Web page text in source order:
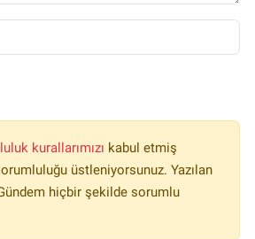
kurallarımızı kabul etmiş
üstleniyorsunuz. Yazılan
hiçbir şekilde sorumlu